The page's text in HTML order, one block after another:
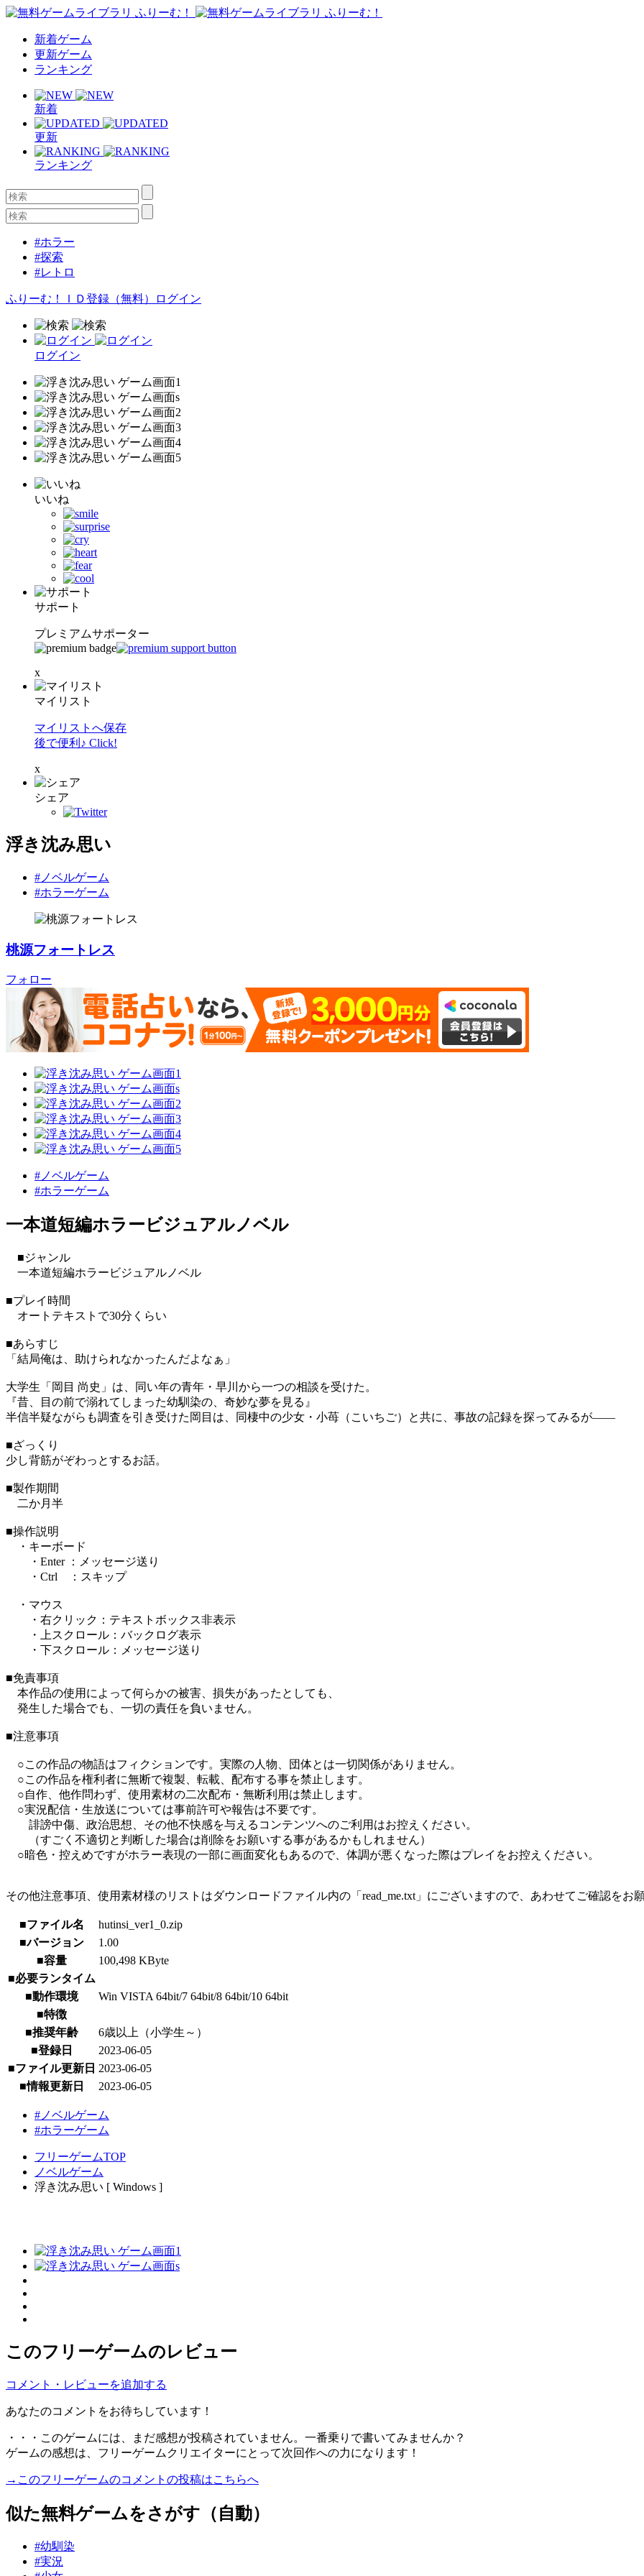
新着ゲーム
更新ゲーム
ランキング
新着
更新
ランキング
#ホラー
#探索
#レトロ
ふりーむ！ＩＤ登録（無料） ログイン
ログイン
いいね
サポート
プレミアムサポーター
x
マイリスト
マイリストへ保存
後で便利♪ Click!
x
シェア
浮き沈み思い
#ノベルゲーム
#ホラーゲーム
桃源フォートレス
フォロー
#ノベルゲーム
#ホラーゲーム
一本道短編ホラービジュアルノベル
■ジャンル
一本道短編ホラービジュアルノベル
■プレイ時間
オートテキストで30分くらい
■あらすじ
「結局俺は、助けられなかったんだよなぁ」
大学生「岡目 尚史」は、同い年の青年・早川から一つの相談を受けた。
『昔、目の前で溺れてしまった幼馴染の、奇妙な夢を見る』
半信半疑ながらも調査を引き受けた岡目は、同棲中の少女・小苺（こいちご）と共に、事故の記録を探ってみるが――
■ざっくり
少し背筋がぞわっとするお話。
■製作期間
二か月半
■操作説明
・キーボード
・Enter ：メッセージ送り
・Ctrl ：スキップ
・マウス
・右クリック：テキストボックス非表示
・上スクロール：バックログ表示
・下スクロール：メッセージ送り
■免責事項
本作品の使用によって何らかの被害、損失があったとしても、
発生した場合でも、一切の責任を負いません。
■注意事項
○この作品の物語はフィクションです。実際の人物、団体とは一切関係がありません。
○この作品を権利者に無断で複製、転載、配布する事を禁止します。
○自作、他作問わず、使用素材の二次配布・無断利用は禁止します。
○実況配信・生放送については事前許可や報告は不要です。
誹謗中傷、政治思想、その他不快感を与えるコンテンツへのご利用はお控えください。
（すごく不適切と判断した場合は削除をお願いする事があるかもしれません）
○暗色・控えめですがホラー表現の一部に画面変化もあるので、体調が悪くなった際はプレイをお控えください。
その他注意事項、使用素材様のリストはダウンロードファイル内の「read_me.txt」にございますので、あわせてご確認をお願
■ファイル名
hutinsi_ver1_0.zip
■バージョン
1.00
■容量
100,498 KByte
■必要ランタイム
■動作環境
Win VISTA 64bit/7 64bit/8 64bit/10 64bit
■特徴
■推奨年齢
6歳以上（小学生～）
■登録日
2023-06-05
■ファイル更新日 2023-06-05
■情報更新日
2023-06-05
#ノベルゲーム
#ホラーゲーム
フリーゲームTOP
ノベルゲーム
浮き沈み思い [ Windows ]
このフリーゲームのレビュー
コメント・レビューを追加する
あなたのコメントをお待ちしています！
・・・このゲームには、まだ感想が投稿されていません。一番乗りで書いてみませんか？
ゲームの感想は、フリーゲームクリエイターにとって次回作への力になります！
→このフリーゲームのコメントの投稿はこちらへ
似た無料ゲームをさがす（自動）
#幼馴染
#実況